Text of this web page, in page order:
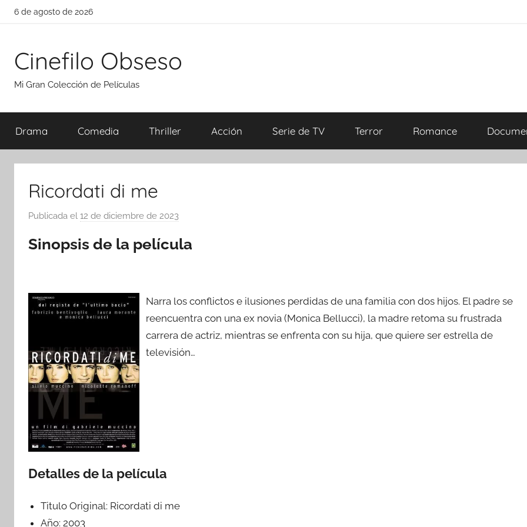
Saltar
6 de agosto de 2026
Cinefilo Obseso
Mi Gran Colección de Películas
Drama Comedia Thriller Acción Serie de TV Terror Romance
Ricordati di me
Publicada el 12 de diciembre de 2023
r
Sinopsis de la película
Narra los conflictos e ilusiones perdidas de una familia con dos hijos. El padre se
reencuentra con una ex novia (Monica Bellucci), la madre retoma su frustrada
carrera de actriz, mientras se enfrenta con su hija, que quiere ser estrella de
televisión…
Detalles de la película
Titulo Original: Ricordati di me
Año: 2003